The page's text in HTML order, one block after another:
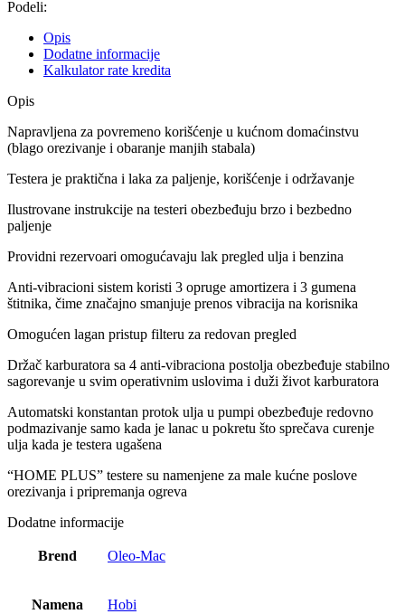
Podeli:
Opis
Dodatne informacije
Kalkulator rate kredita
Opis
Napravljena za povremeno korišćenje u kućnom domaćinstvu
(blago orezivanje i obaranje manjih stabala)
Testera je praktična i laka za paljenje, korišćenje i održavanje
Ilustrovane instrukcije na testeri obezbeđuju brzo i bezbedno
paljenje
Providni rezervoari omogućavaju lak pregled ulja i benzina
Anti-vibracioni sistem koristi 3 opruge amortizera i 3 gumena
štitnika, čime značajno smanjuje prenos vibracija na korisnika
Omogućen lagan pristup filteru za redovan pregled
Držač karburatora sa 4 anti-vibraciona postolja obezbeđuje stabilno
sagorevanje u svim operativnim uslovima i duži život karburatora
Automatski konstantan protok ulja u pumpi obezbeđuje redovno
podmazivanje samo kada je lanac u pokretu što sprečava curenje
ulja kada je testera ugašena
“HOME PLUS” testere su namenjene za male kućne poslove
orezivanja i pripremanja ogreva
Dodatne informacije
Brend Oleo-Mac
Namena Hobi